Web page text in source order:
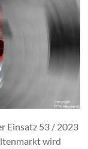
Einsatz 53 / 2023
wird